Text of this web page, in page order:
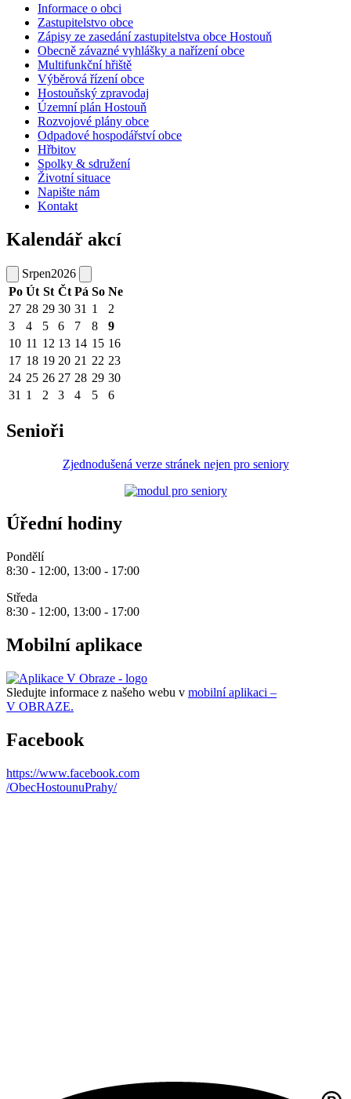
Informace o obci
Zastupitelstvo obce
Zápisy ze zasedání zastupitelstva obce Hostouň
Obecně závazné vyhlášky a nařízení obce
Multifunkční hřiště
Výběrová řízení obce
Hostouňský zpravodaj
Územní plán Hostouň
Rozvojové plány obce
Odpadové hospodářství obce
Hřbitov
Spolky & sdružení
Životní situace
Napište nám
Kontakt
Kalendář akcí
Srpen2026
Po Út St Čt Pá So Ne
27 28 29 30 31 1
2
3
4 5 6 7 8
9
10 11 12 13 14 15 16
17 18 19 20 21 22 23
24 25 26 27 28 29 30
31 1 2 3 4 5 6
Senioři
Zjednodušená verze stránek nejen pro seniory
Úřední hodiny
Pondělí
8:30 - 12:00, 13:00 - 17:00
Středa
8:30 - 12:00, 13:00 - 17:00
Mobilní aplikace
Sledujte informace z našeho webu v mobilní aplikaci –
V OBRAZE.
Facebook
https://www.facebook.com
/ObecHostounuPrahy/